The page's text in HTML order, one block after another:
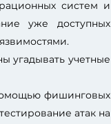
систем и
уже доступных
угадывать учетные
фишинговых
атак на